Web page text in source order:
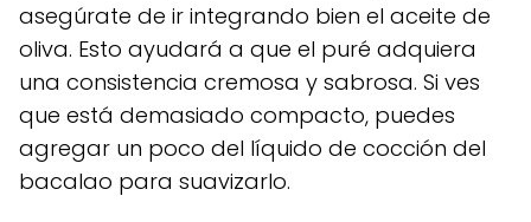
asegúrate de ir integrando bien el aceite de
oliva. Esto ayudará a que el puré adquiera
una consistencia cremosa y sabrosa. Si ves
que está demasiado compacto, puedes
agregar un poco del líquido de cocción del
bacalao para suavizarlo.